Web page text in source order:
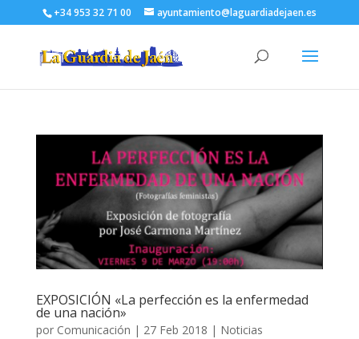
+34 953 32 71 00 ayuntamiento@laguardiadejaen.es
EXPOSICIÓN «La perfección es la enfermedad
de una nación»
por Comunicación | 27 Feb 2018 | Noticias